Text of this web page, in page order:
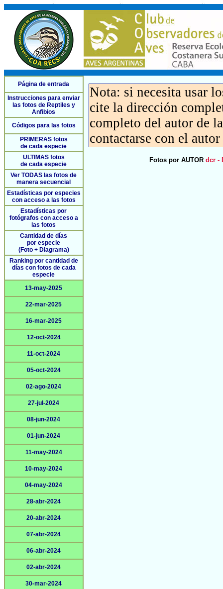
Página de entrada
Instrucciones para enviar
las fotos de Reptiles y
Anfibios
Códigos para las fotos
PRIMERAS fotos
de cada especie
ULTIMAS fotos
de cada especie
Ver TODAS las fotos de
manera secuencial
Estadísticas por especies
con acceso a las fotos
Estadísticas por
fotógrafos con acceso a
las fotos
Cantidad de días
por especie
(Foto + Diagrama)
Ranking por cantidad de
días con fotos de cada
especie
13-may-2025
22-mar-2025
16-mar-2025
12-oct-2024
11-oct-2024
05-oct-2024
02-ago-2024
27-jul-2024
08-jun-2024
01-jun-2024
11-may-2024
10-may-2024
04-may-2024
28-abr-2024
20-abr-2024
07-abr-2024
06-abr-2024
02-abr-2024
30-mar-2024
Nota: si necesita usar
cite la dirección
completo del autor de
contactarse con el
Fotos por AUTORdcr -